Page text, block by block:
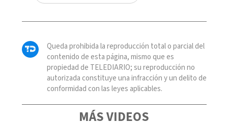
Queda prohibida la reproducción total o parcial del
contenido de esta página, mismo que es
propiedad de TELEDIARIO; su reproducción no
autorizada constituye una infracción y un delito de
conformidad con las leyes aplicables.
MÁS VIDEOS